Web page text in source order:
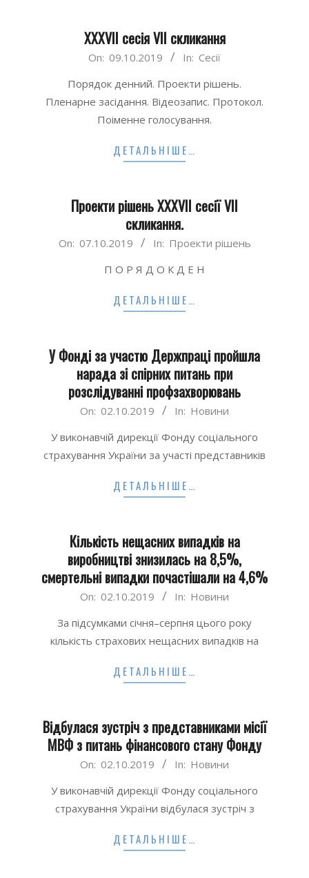
XXXVII сесія VII скликання
On: 09.10.2019 In: Сесії
Порядок денний. Проекти рішень.
Пленарне засідання. Відеозапис. Протокол.
Поіменне голосування.
ДЕТАЛЬНІШЕ…
Проекти рішень XXXVII сесії VII
скликання.
2019-
On: 07.10.2019 In: Проекти рішень
П О Р Я Д О К Д Е Н
ДЕТАЛЬНІШЕ…
У Фонді за участю Держпраці пройшла
нарада зі спірних питань при
розслідуванні профзахворювань
02
On: 02.10.2019 In: Новини
У виконавчій дирекції Фонду соціального
страхування України за участі представників
ДЕТАЛЬНІШЕ…
Кількість нещасних випадків на
виробництві знизилась на 8,5%,
смертельні випадки почастішали на 4,6%
On: 02.10.2019 In: Новини
За підсумками січня–серпня цього року
кількість страхових нещасних випадків на
ДЕТАЛЬНІШЕ…
Відбулася зустріч з представниками місії
МВФ з питань фінансового стану Фонду
02
On: 02.10.2019 In: Новини
У виконавчій дирекції Фонду соціального
страхування України відбулася зустріч з
ДЕТАЛЬНІШЕ…